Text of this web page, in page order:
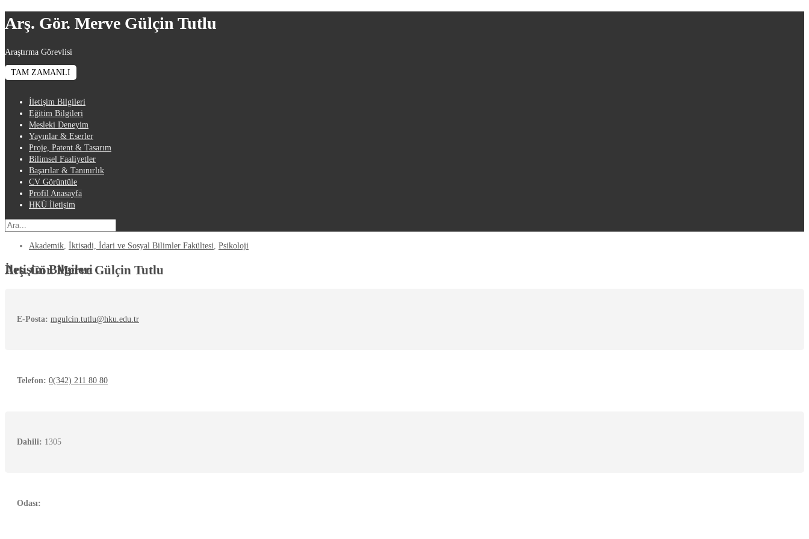
Arş. Gör. Merve Gülçin Tutlu
Araştırma Görevlisi
TAM ZAMANLI
İletişim Bilgileri
Eğitim Bilgileri
Mesleki Deneyim
Yayınlar & Eserler
Proje, Patent & Tasarım
Bilimsel Faaliyetler
Başarılar & Tanınırlık
CV Görüntüle
Profil Anasayfa
HKÜ İletişim
Akademik İktisadi, İdari ve Sosyal Bilimler Fakültesi Psikoloji
Arş. Gör. Merve Gülçin Tutlu
İletişim Bilgileri
E-Posta: mgulcin.tutlu@hku.edu.tr
Telefon: 0(342) 211 80 80
Dahili: 1305
Odası: